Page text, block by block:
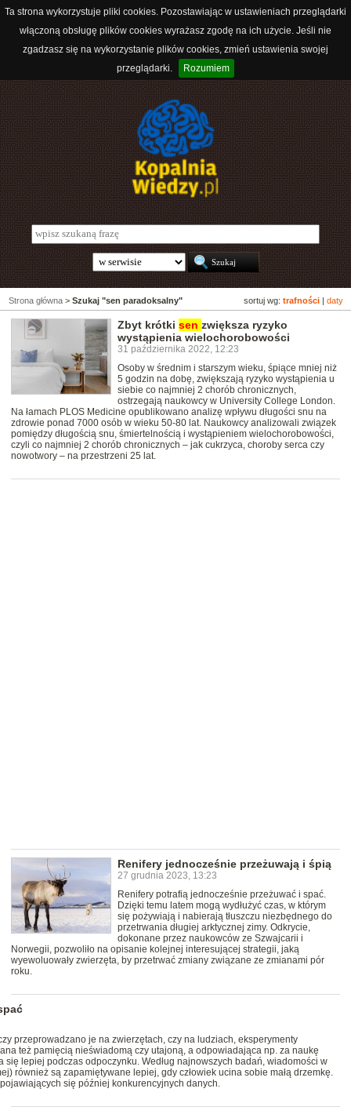
Ta strona wykorzystuje pliki cookies. Pozostawiając w ustawieniach przeglądarki
włączoną obsługę plików cookies wyrażasz zgodę na ich użycie. Jeśli nie
zgadzasz się na wykorzystanie plików cookies, zmień ustawienia swojej
przeglądarki.
Rozumiem
sortuj wg: trafności daty
Strona główna > Szukaj "sen paradoksalny"
Zbyt krótki sen zwiększa ryzyko
wystąpienia wielochorobowości
31 października 2022, 12:23
Osoby w średnim i starszym wieku, śpiące mniej niż
5 godzin na dobę, zwiększają ryzyko wystąpienia u
siebie co najmniej 2 chorób chronicznych,
ostrzegają naukowcy w University College London.
Na łamach PLOS Medicine opublikowano analizę wpływu długości snu na
zdrowie ponad 7000 osób w wieku 50-80 lat. Naukowcy analizowali związek
pomiędzy długością snu, śmiertelnością i wystąpieniem wielochorobowości,
czyli co najmniej 2 chorób chronicznych – jak cukrzyca, choroby serca czy
nowotwory – na przestrzeni 25 lat.
Renifery jednocześnie przeżuwają i śpią
27 grudnia 2023, 13:23
Renifery potrafią jednocześnie przeżuwać i spać.
Dzięki temu latem mogą wydłużyć czas, w którym
się pożywiają i nabierają tłuszczu niezbędnego do
przetrwania długiej arktycznej zimy. Odkrycie,
dokonane przez naukowców ze Szwajcarii i
Norwegii, pozwoliło na opisanie kolejnej interesującej strategii, jaką
wyewoluowały zwierzęta, by przetrwać zmiany związane ze zmianami pór
roku.
przeprowadzano je na zwierzętach, czy na ludziach, eksperymenty
też pamięcią nieświadomą czy utajoną, a odpowiadająca np. za naukę
lepiej podczas odpoczynku. Według najnowszych badań, wiadomości w
również są zapamiętywane lepiej, gdy człowiek ucina sobie małą drzemkę.
się później konkurencyjnych danych.